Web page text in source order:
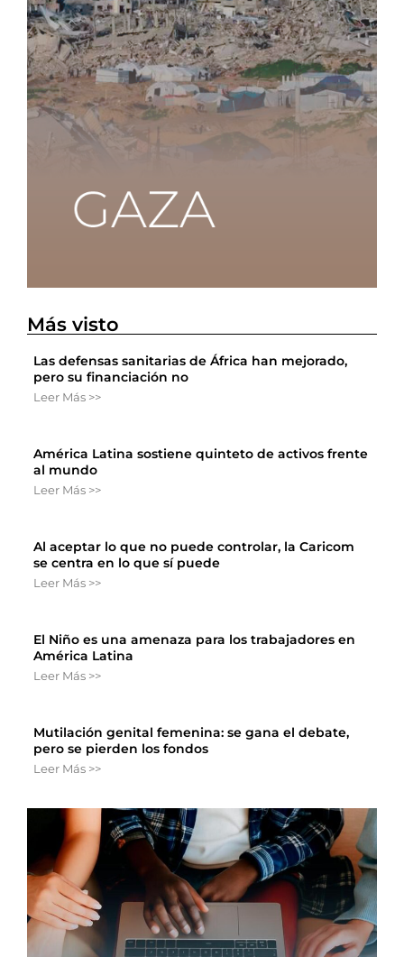
Más visto
Las defensas sanitarias de África han mejorado,
pero su financiación no
Leer Más >>
América Latina sostiene quinteto de activos frente
al mundo
Leer Más >>
Al aceptar lo que no puede controlar, la Caricom
se centra en lo que sí puede
Leer Más >>
El Niño es una amenaza para los trabajadores en
América Latina
Leer Más >>
Mutilación genital femenina: se gana el debate,
pero se pierden los fondos
Leer Más >>